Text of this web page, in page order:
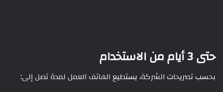
حتى 3 أيام من الاستخدام
بحسب تصريحات الشركة، يستطيع الهاتف العمل لمدة تصل إلى: